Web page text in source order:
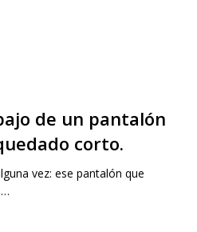
de un pantalón
corto.
vez: ese pantalón que